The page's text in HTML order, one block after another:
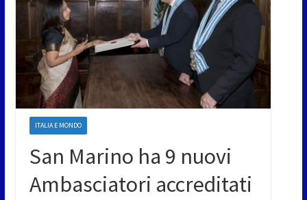
ITALIA E MONDO
San Marino ha 9 nuovi
Ambasciatori accreditati